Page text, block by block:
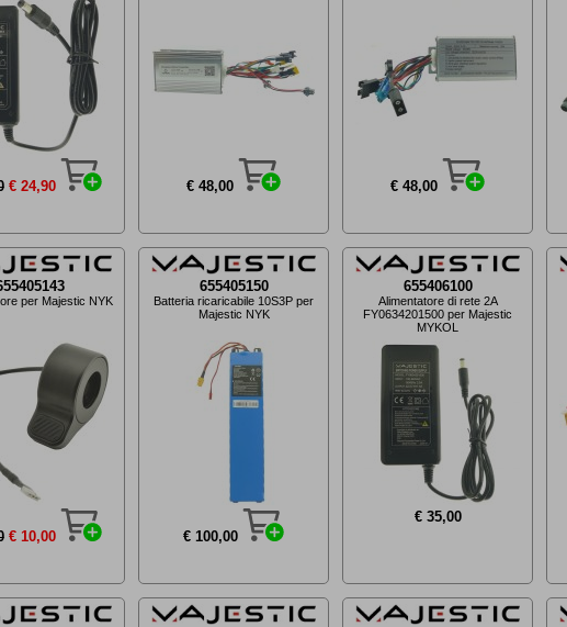
€ 24,90 € 48,00 € 48,00
per Majestic NYK
€ 10,00
655405150
Batteria ricaricabile 10S3P per
Majestic NYK
€ 100,00
655406100
Alimentatore di rete 2A
FY0634201500 per Majestic
MYKOL
€ 35,00